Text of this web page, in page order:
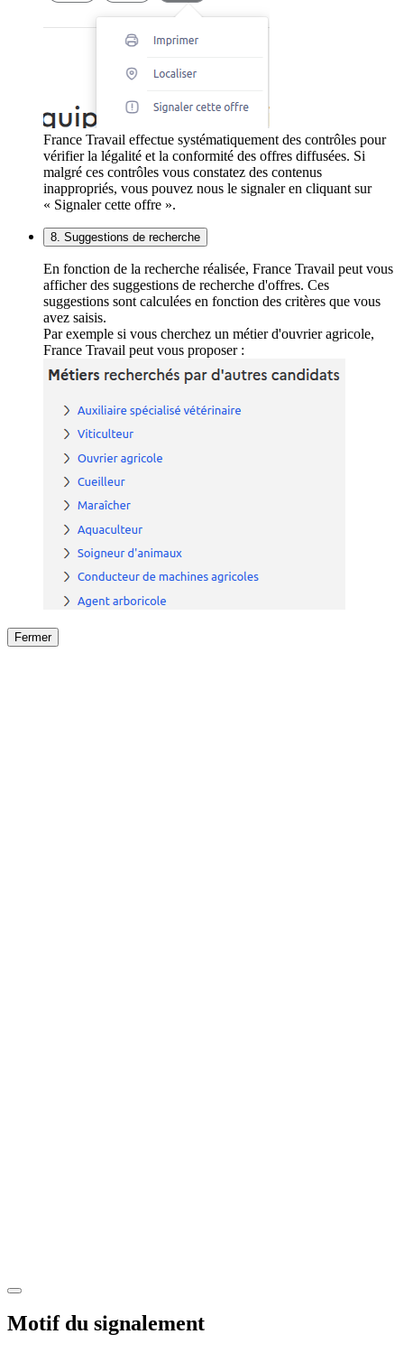
France Travail effectue systématiquement des contrôles pour
vérifier la légalité et la conformité des offres diffusées. Si
malgré ces contrôles vous constatez des contenus
inappropriés, vous pouvez nous le signaler en cliquant sur
« Signaler cette offre ».
8. Suggestions de recherche
En fonction de la recherche réalisée, France Travail peut vous
afficher des suggestions de recherche d'offres. Ces
suggestions sont calculées en fonction des critères que vous
avez saisis.
Par exemple si vous cherchez un métier d'ouvrier agricole,
France Travail peut vous proposer :
Fermer
Motif du signalement